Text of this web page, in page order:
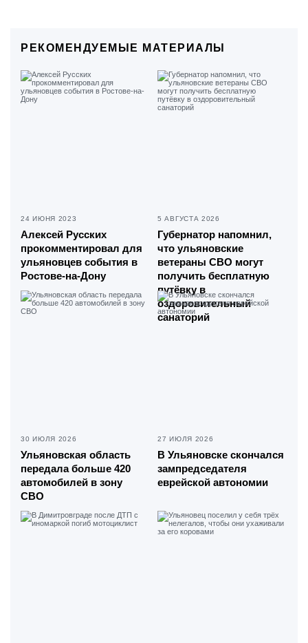
РЕКОМЕНДУЕМЫЕ МАТЕРИАЛЫ
24 ИЮНЯ 2023
Алексей Русских
прокомментировал для
ульяновцев события в
Ростове-на-Дону
5 АВГУСТА 2026
Губернатор напомнил,
что ульяновские
ветераны СВО могут
получить бесплатную
путёвку в
оздоровительный
санаторий
30 ИЮЛЯ 2026
Ульяновская область
передала больше 420
автомобилей в зону
СВО
27 ИЮЛЯ 2026
В Ульяновске скончался
зампредседателя
еврейской автономии